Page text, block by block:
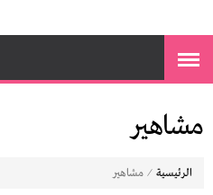
مشاهير
الرئيسية ⁄ مشاهير